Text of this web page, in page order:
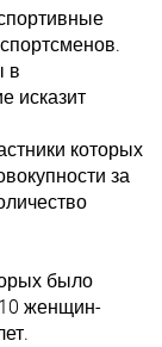
в
исказит
которых
за
было
женщин-